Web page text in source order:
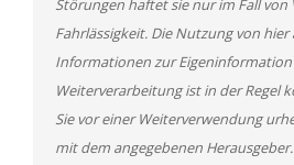
Störungen haftet sie nur im Fall
Fahrlässigkeit. Die Nutzung von
Informationen zur
Weiterverarbeitung ist in der Regel
Sie vor einer Weiterverwendung
mit dem angegebenen